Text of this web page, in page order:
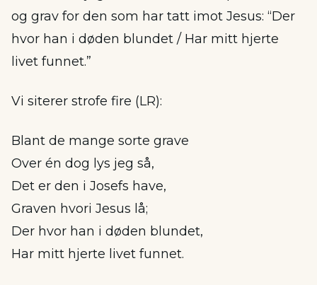
og grav for den som har tatt imot Jesus: “Der
hvor han i døden blundet / Har mitt hjerte
livet funnet.”
Vi siterer strofe fire (LR):
Blant de mange sorte grave
Over én dog lys jeg så,
Det er den i Josefs have,
Graven hvori Jesus lå;
Der hvor han i døden blundet,
Har mitt hjerte livet funnet.